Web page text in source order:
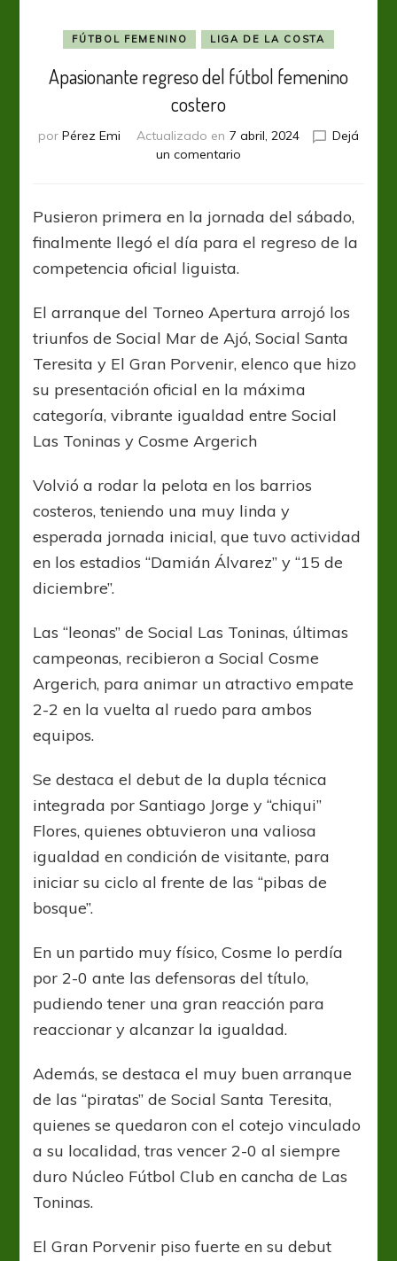
FÚTBOL FEMENINO LIGA DE LA COSTA
Apasionante regreso del fútbol femenino
costero
por Pérez Emi Actualizado en 7 abril, 2024
Dejá
un comentario
del
fútbol
femenino
Pusieron primera en la jornada del sábado,
finalmente llegó el día para el regreso de la
competencia oficial liguista.
El arranque del Torneo Apertura arrojó los
triunfos de Social Mar de Ajó, Social Santa
Teresita y El Gran Porvenir, elenco que hizo
su presentación oficial en la máxima
categoría, vibrante igualdad entre Social
Las Toninas y Cosme Argerich
Volvió a rodar la pelota en los barrios
costeros, teniendo una muy linda y
esperada jornada inicial, que tuvo actividad
en los estadios “Damián Álvarez” y “15 de
diciembre”.
Las “leonas” de Social Las Toninas, últimas
campeonas, recibieron a Social Cosme
Argerich, para animar un atractivo empate
2-2 en la vuelta al ruedo para ambos
equipos.
Se destaca el debut de la dupla técnica
integrada por Santiago Jorge y “chiqui”
Flores, quienes obtuvieron una valiosa
igualdad en condición de visitante, para
iniciar su ciclo al frente de las “pibas de
bosque”.
En un partido muy físico, Cosme lo perdía
por 2-0 ante las defensoras del título,
pudiendo tener una gran reacción para
reaccionar y alcanzar la igualdad.
Además, se destaca el muy buen arranque
de las “piratas” de Social Santa Teresita,
quienes se quedaron con el cotejo vinculado
a su localidad, tras vencer 2-0 al siempre
duro Núcleo Fútbol Club en cancha de Las
Toninas.
El Gran Porvenir piso fuerte en su debut